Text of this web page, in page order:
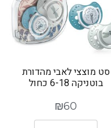
סט מוצצי לאבי מהדורת
בוטניקה 6-18 כחול
₪60